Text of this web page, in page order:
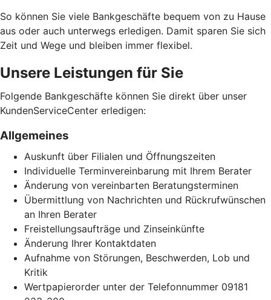
So können Sie viele Bankgeschäfte bequem von zu Hause
aus oder auch unterwegs erledigen. Damit sparen Sie sich
Zeit und Wege und bleiben immer flexibel.
Unsere Leistungen für Sie
Folgende Bankgeschäfte können Sie direkt über unser
KundenServiceCenter erledigen:
Allgemeines
Auskunft über Filialen und Öffnungszeiten
Individuelle Terminvereinbarung mit Ihrem Berater
Änderung von vereinbarten Beratungsterminen
Übermittlung von Nachrichten und Rückrufwünschen
an Ihren Berater
Freistellungsaufträge und Zinseinkünfte
Änderung Ihrer Kontaktdaten
Aufnahme von Störungen, Beschwerden, Lob und
Kritik
Wertpapierorder unter der Telefonnummer 09181